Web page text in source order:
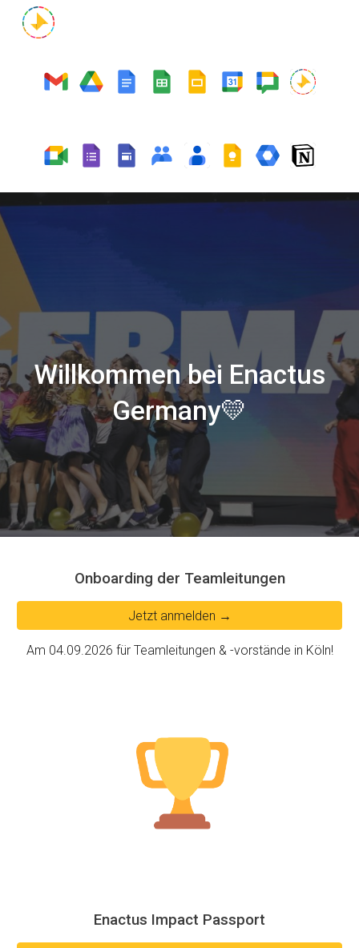
Skip to main content
Willkommen bei Enactus
Germany💛
Onboarding der Teamleitungen
Jetzt anmelden →
Am 04.09.2026 für Teamleitungen & -vorstände in Köln!
Enactus Impact Passport